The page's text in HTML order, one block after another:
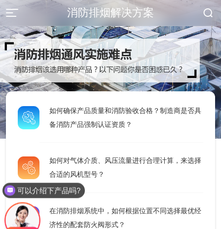
173-0371-2093
首 页
服务支持
工程案例
荣誉资质
消防排烟解决方案
如何确保产品质量和消防验收合格？制造商是否具
备消防产品强制认证资质？
如何对气体介质、风压流量进行合理计算，来选择
合适的风机型号？
在消防排烟系统中，如何根据位置不同选择最优经
济性的配套防火阀形式？
可以介绍下产品吗?